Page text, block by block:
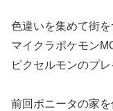
色違いを集めて街を
マイクラポケモン
ピクセルモンのプ
前回ポニータの家